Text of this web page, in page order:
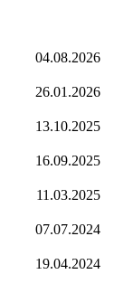
04.08.2026
26.01.2026
13.10.2025
16.09.2025
11.03.2025
07.07.2024
19.04.2024